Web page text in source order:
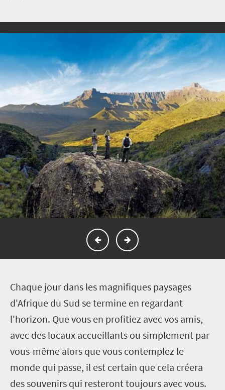
Chaque jour dans les magnifiques paysages
d'Afrique du Sud se termine en regardant
l'horizon. Que vous en profitiez avec vos amis,
avec des locaux accueillants ou simplement par
vous-même alors que vous contemplez le
monde qui passe, il est certain que cela créera
des souvenirs qui resteront toujours avec vous.